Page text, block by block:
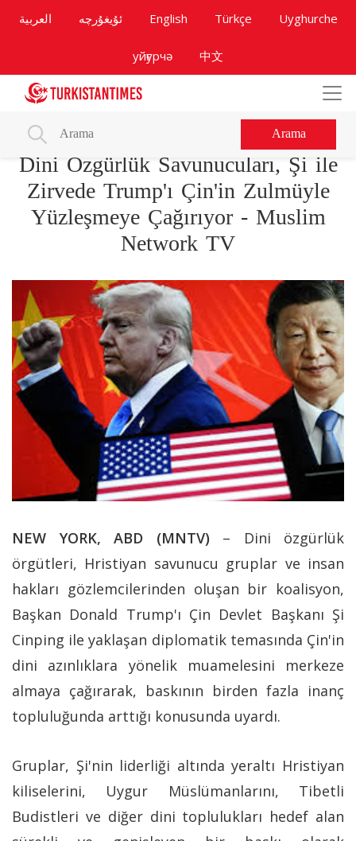
العربية ئۇيغۇرچە English Türkçe Uyghurche
уйғурчә 中文
Arama
Dini Özgürlük Savunucuları, Şi ile
Zirvede Trump'ı Çin'in Zulmüyle
Yüzleşmeye Çağırıyor - Muslim
Network TV
NEW YORK, ABD (MNTV) – Dini özgürlük
örgütleri, Hristiyan savunucu gruplar ve insan
hakları gözlemcilerinden oluşan bir koalisyon,
Başkan Donald Trump'ı Çin Devlet Başkanı Şi
Cinping ile yaklaşan diplomatik temasında Çin'in
dini azınlıklara yönelik muamelesini merkeze
almaya çağırarak, baskının birden fazla inanç
topluluğunda arttığı konusunda uyardı.
Gruplar, Şi'nin liderliği altında yeraltı Hristiyan
kiliselerini, Uygur Müslümanlarını, Tibetli
Budistleri ve diğer dini toplulukları hedef alan